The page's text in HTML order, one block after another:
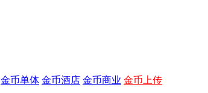
金币单体 金币酒店 金币商业 金币上传